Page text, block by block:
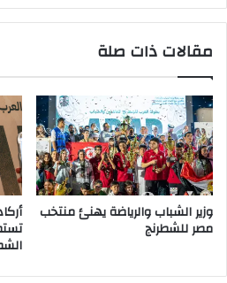
مقالات ذات صلة
وزير الشباب والرياضة يهنئ منتخب
مصر للشطرنج